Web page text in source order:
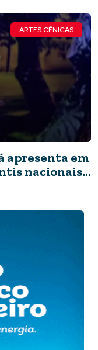
ARTES CÊNICAS
apresenta em
nacionais